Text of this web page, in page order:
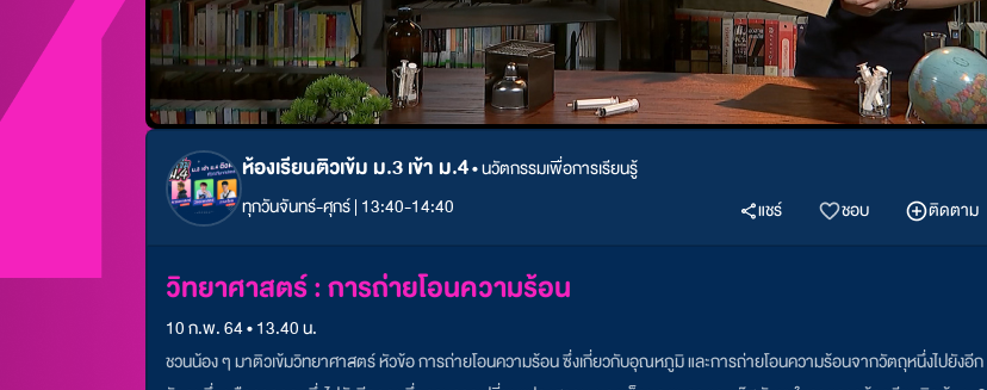
ห้องเรียนติวเข้ม ม.3 เข้า ม.4•นวัตกรรมเพื่อการเรียนรู้
ทุกวันจันทร์-ศุกร์ | 13:40-14:40
แชร์ ชอบ ติดตาม
วิทยาศาสตร์ : การถ่ายโอนความร้อน
10 ก.พ. 64 • 13.40 น.
ชวนน้อง ๆ มาติวเข้มวิทยาศาสตร์ หัวข้อ การถ่ายโอนความร้อน ซึ่งเกี่ยวกับอุณหภูมิ และการถ่ายโอนความร้อนจากวัตถุหนึ่งไปยังอีก